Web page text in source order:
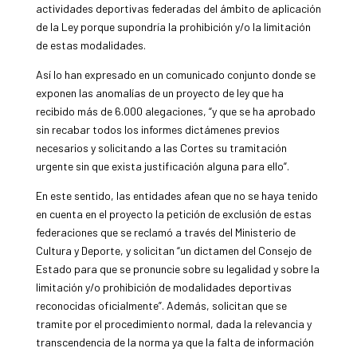
actividades deportivas federadas del ámbito de aplicación
de la Ley porque supondría la prohibición y/o la limitación
de estas modalidades.
Así lo han expresado en un comunicado conjunto donde se
exponen las anomalías de un proyecto de ley que ha
recibido más de 6.000 alegaciones, “y que se ha aprobado
sin recabar todos los informes dictámenes previos
necesarios y solicitando a las Cortes su tramitación
urgente sin que exista justificación alguna para ello”.
En este sentido, las entidades afean que no se haya tenido
en cuenta en el proyecto la petición de exclusión de estas
federaciones que se reclamó a través del Ministerio de
Cultura y Deporte, y solicitan “un dictamen del Consejo de
Estado para que se pronuncie sobre su legalidad y sobre la
limitación y/o prohibición de modalidades deportivas
reconocidas oficialmente”. Además, solicitan que se
tramite por el procedimiento normal, dada la relevancia y
transcendencia de la norma ya que la falta de información